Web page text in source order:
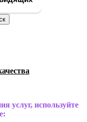
услуг, используйте